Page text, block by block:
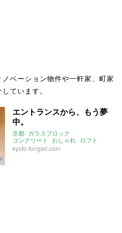
ベーション物件や一軒家、町家
ています。
エントランスから、もう夢
中。
京都 ガラスブロック
コンクリート
おしゃれ ロフト
一人暮らし 烏丸御池
kyoto-tongari.com